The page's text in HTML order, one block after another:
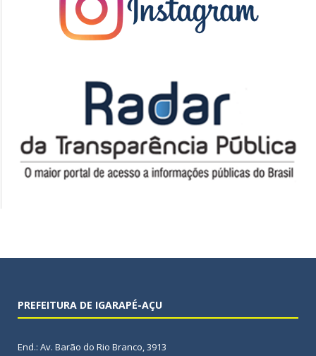
PREFEITURA DE IGARAPÉ-AÇU
End.: Av. Barão do Rio Branco, 3913